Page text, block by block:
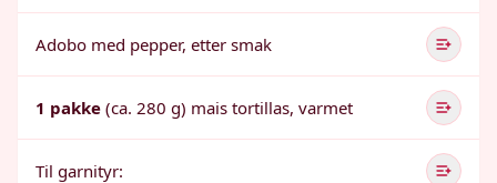
Adobo med pepper, etter smak
1 pakke (ca. 280 g) mais tortillas, varmet
Til garnityr: